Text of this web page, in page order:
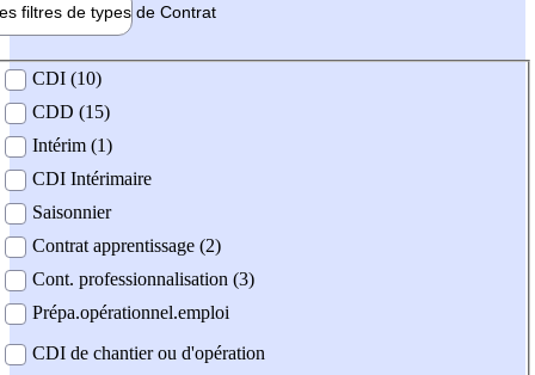
filtres de types de Contrat
contrat
CDI (10)
CDD (15)
Intérim (1)
CDI Intérimaire
Saisonnier
Contrat apprentissage (2)
Cont. professionnalisation (3)
Prépa.opérationnel.emploi
CDI de chantier ou d'opération